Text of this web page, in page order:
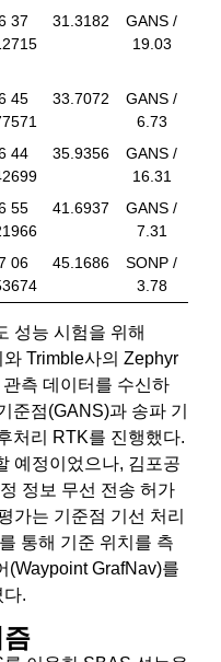
37
31.3182
GANS /
19.03
45
33.7072
GANS /
6.73
44
35.9356
GANS /
16.31
55
41.6937
GANS /
7.31
06
45.1686
SONP /
3.78
성능 시험을 위해
Trimble사의 Zephyr
측 데이터를 수신하
준점(GANS)과 송파 기
처리 RTK를 진행했다.
예정이었으나, 김포공
정보 무선 전송 허가
가는 기준점 기선 처리
통해 기준 위치를 측
(Waypoint GrafNav)를
.